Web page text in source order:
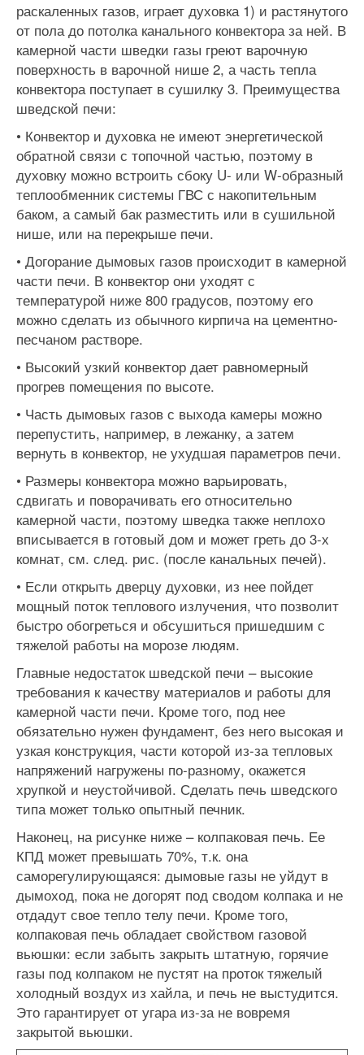
раскаленных газов, играет духовка 1) и растянутого
от пола до потолка канального конвектора за ней. В
камерной части шведки газы греют варочную
поверхность в варочной нише 2, а часть тепла
конвектора поступает в сушилку 3. Преимущества
шведской печи:
• Конвектор и духовка не имеют энергетической
обратной связи с топочной частью, поэтому в
духовку можно встроить сбоку U- или W-образный
теплообменник системы ГВС с накопительным
баком, а самый бак разместить или в сушильной
нише, или на перекрыше печи.
• Догорание дымовых газов происходит в камерной
части печи. В конвектор они уходят с
температурой ниже 800 градусов, поэтому его
можно сделать из обычного кирпича на цементно-
песчаном растворе.
• Высокий узкий конвектор дает равномерный
прогрев помещения по высоте.
• Часть дымовых газов с выхода камеры можно
перепустить, например, в лежанку, а затем
вернуть в конвектор, не ухудшая параметров печи.
• Размеры конвектора можно варьировать,
сдвигать и поворачивать его относительно
камерной части, поэтому шведка также неплохо
вписывается в готовый дом и может греть до 3-х
комнат, см. след. рис. (после канальных печей).
• Если открыть дверцу духовки, из нее пойдет
мощный поток теплового излучения, что позволит
быстро обогреться и обсушиться пришедшим с
тяжелой работы на морозе людям.
Главные недостаток шведской печи – высокие
требования к качеству материалов и работы для
камерной части печи. Кроме того, под нее
обязательно нужен фундамент, без него высокая и
узкая конструкция, части которой из-за тепловых
напряжений нагружены по-разному, окажется
хрупкой и неустойчивой. Сделать печь шведского
типа может только опытный печник.
Наконец, на рисунке ниже – колпаковая печь. Ее
КПД может превышать 70%, т.к. она
саморегулирующаяся: дымовые газы не уйдут в
дымоход, пока не догорят под сводом колпака и не
отдадут свое тепло телу печи. Кроме того,
колпаковая печь обладает свойством газовой
вьюшки: если забыть закрыть штатную, горячие
газы под колпаком не пустят на проток тяжелый
холодный воздух из хайла, и печь не выстудится.
Это гарантирует от угара из-за не вовремя
закрытой вьюшки.